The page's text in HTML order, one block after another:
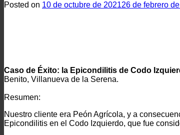
Posted on 10 de octubre de 202126 de febrero
Caso de Éxito: la Epicondilitis de Codo
Benito, Villanueva de la Serena.
Resumen:
Nuestro cliente era Peón Agrícola, y a
Epicondilitis en el Codo Izquierdo, que fue